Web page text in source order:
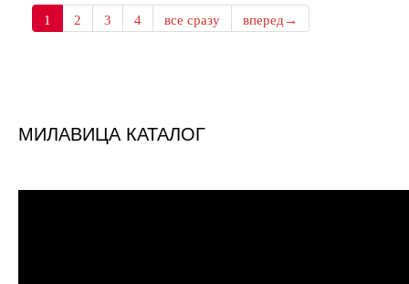
1 2 3 4 все сразу вперед→
МИЛАВИЦА КАТАЛОГ